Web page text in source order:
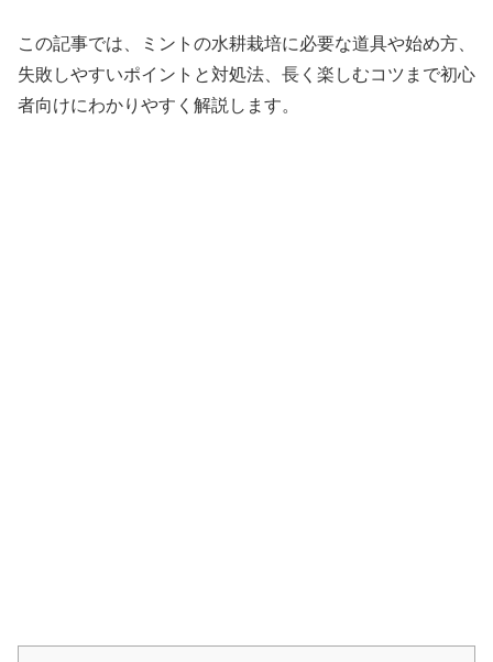
この記事では、ミントの水耕栽培に必要な道具や始め方、
失敗しやすいポイントと対処法、長く楽しむコツまで初心
者向けにわかりやすく解説します。